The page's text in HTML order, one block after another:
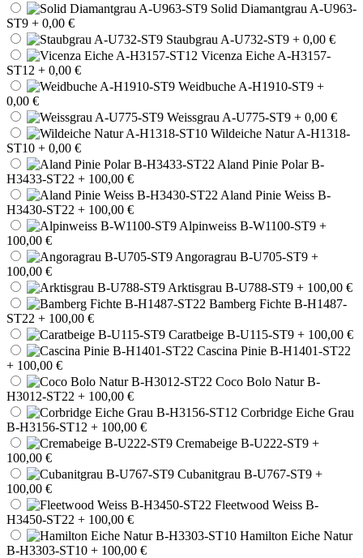
Solid Diamantgrau A-U963-
ST9 + 0,00 €
Staubgrau A-U732-ST9 + 0,00 €
Vicenza Eiche A-H3157-
ST12 + 0,00 €
Weidbuche A-H1910-ST9 +
0,00 €
Weissgrau A-U775-ST9 + 0,00 €
Wildeiche Natur A-H1318-
ST10 + 0,00 €
Aland Pinie Polar B-
H3433-ST22 + 100,00 €
Aland Pinie Weiss B-
H3430-ST22 + 100,00 €
Alpinweiss B-W1100-ST9 +
100,00 €
Angoragrau B-U705-ST9 +
100,00 €
Arktisgrau B-U788-ST9 + 100,00 €
Bamberg Fichte B-H1487-
ST22 + 100,00 €
Caratbeige B-U115-ST9 + 100,00 €
Cascina Pinie B-H1401-ST22
+ 100,00 €
Coco Bolo Natur B-
H3012-ST22 + 100,00 €
Corbridge Eiche Grau
B-H3156-ST12 + 100,00 €
Cremabeige B-U222-ST9 +
100,00 €
Cubanitgrau B-U767-ST9 +
100,00 €
Fleetwood Weiss B-
H3450-ST22 + 100,00 €
Hamilton Eiche Natur
B-H3303-ST10 + 100,00 €